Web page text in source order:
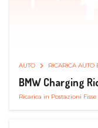
AUTO RICARICA AUTO
BMW Charging
Ricarica in Postazioni Fisse